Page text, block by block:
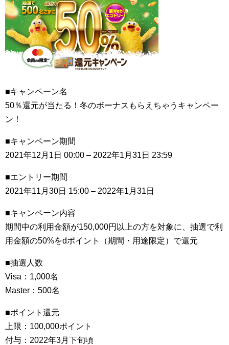
■キャンペーン名
50％還元が当たる！冬のボーナスもらえちゃうキャンペー
ン！
■キャンペーン期間
2021年12月1日 00:00 – 2022年1月31日 23:59
■エントリー期間
2021年11月30日 15:00 – 2022年1月31日
■キャンペーン内容
期間中の利用金額が150,000円以上の方を対象に、抽選で利
用金額の50%をdポイント（期間・用途限定）で還元
■抽選人数
Visa：1,000名
Master：500名
■ポイント還元
上限：100,000ポイント
付与：2022年3月下旬頃